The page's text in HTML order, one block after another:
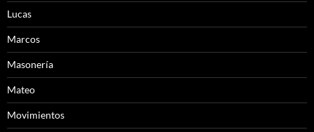
Lucas
Marcos
Masonería
Mateo
Movimientos